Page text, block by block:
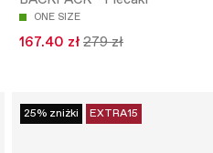
ONE SIZE
167.40 zł 279 zł
25% zniżki EXTRA15